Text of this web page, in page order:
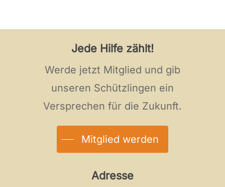
Jede Hilfe zählt!
Werde jetzt Mitglied und gib
unseren Schützlingen ein
Versprechen für die Zukunft.
Mitglied werden
Adresse